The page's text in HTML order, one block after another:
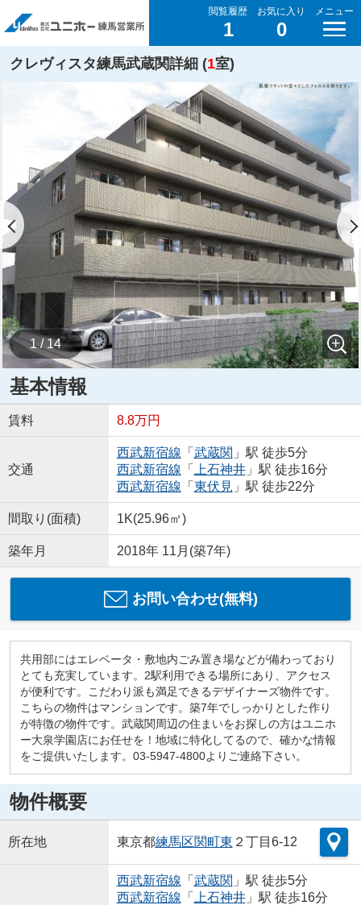
閲覧履歴
1
お気に入り
0
メニュー
クレヴィスタ練馬武蔵関詳細 (1室)
1 / 14
基本情報
賃料 8.8万円
交通
西武新宿線 「 武蔵関 」駅 徒歩5分
西武新宿線 「 上石神井」駅 徒歩16分
西武新宿線 「 東伏見 」駅 徒歩22分
間取り(面積) 1K(25.96㎡)
築年月 2018年 11月(築7年)
お問い合わせ(無料)
共用部にはエレベータ・敷地内ごみ置き場などが備わっており
とても充実しています。2駅利用できる場所にあり、アクセス
が便利です。こだわり派も満足できるデザイナーズ物件です。
こちらの物件はマンションです。築7年でしっかりとした作り
が特徴の物件です。武蔵関周辺の住まいをお探しの方はユニホ
ー大泉学園店にお任せを！地域に特化してるので、確かな情報
をご提供いたします。03-5947-4800よりご連絡下さい。
物件概要
所在地 東京都練馬区関町東 ２丁目6-12
西武新宿線 「 武蔵関 」駅 徒歩5分
西武新宿線 「 上石神井」駅 徒歩16分